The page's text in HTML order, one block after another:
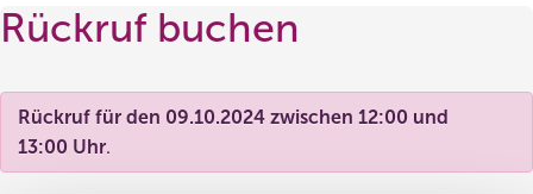
Rückruf buchen
Rückruf für den 09.10.2024 zwischen 12:00 und
13:00 Uhr.